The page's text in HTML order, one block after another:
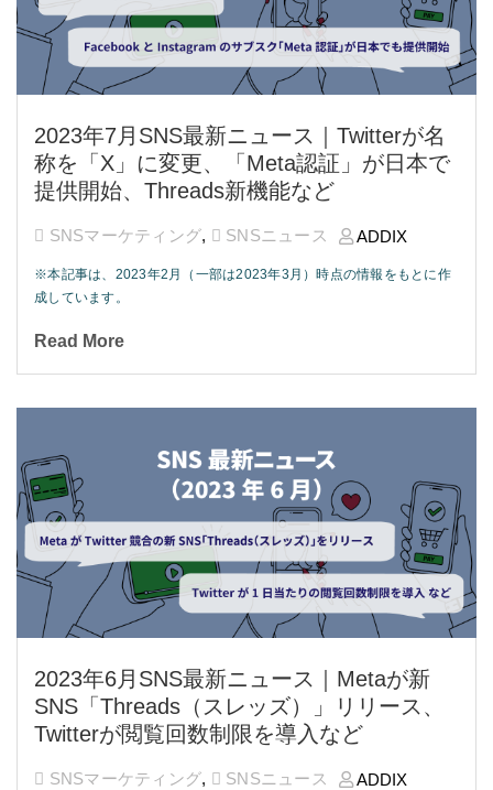
2023年7月SNS最新ニュース｜Twitterが名
称を「X」に変更、「Meta認証」が日本で
提供開始、Threads新機能など
SNSマーケティング, SNSニュース ADDIX
※本記事は、2023年2月（一部は2023年3月）時点の情報をもとに作
成しています。
Read More
2023年6月SNS最新ニュース｜Metaが新
SNS「Threads（スレッズ）」リリース、
Twitterが閲覧回数制限を導入など
SNSマーケティング, SNSニュース ADDIX